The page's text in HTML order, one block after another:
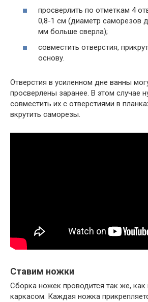
просверлить по отметкам 4
0,8-1 см (диаметр саморезов
мм больше сверла);
совместить отверстия,
основу.
Отверстия в усиленном дне ванны
просверлены заранее. В этом случае
совместить их с отверстиями в
вкрутить саморезы.
Ставим ножки
Сборка ножек проводится так же, как
каркасом. Каждая ножка